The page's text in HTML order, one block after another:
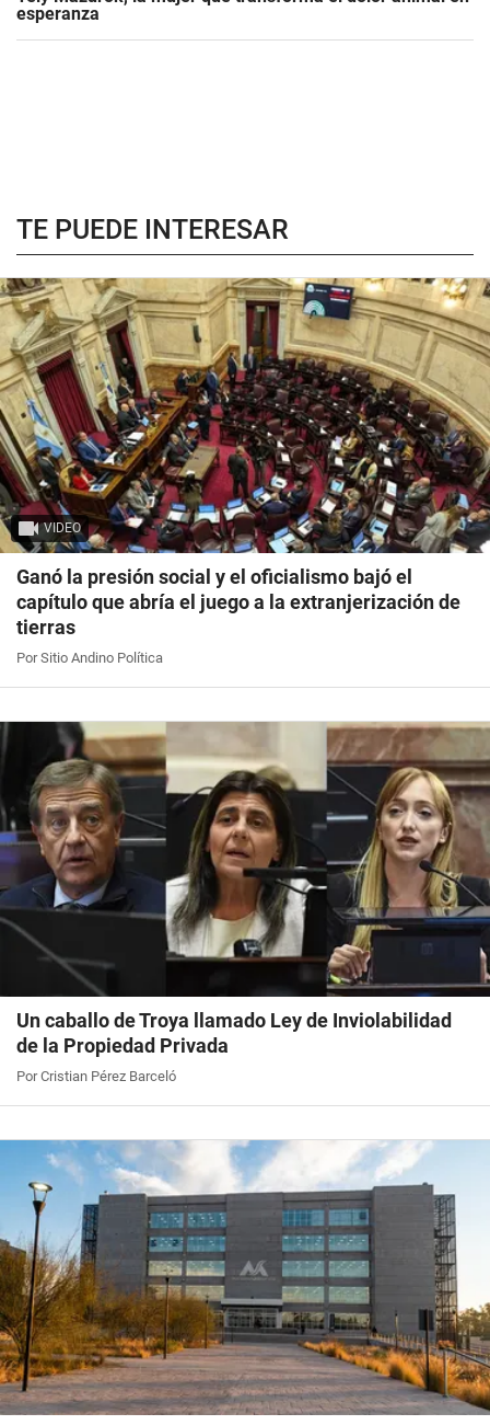
esperanza
TE PUEDE INTERESAR
VIDEO
Ganó la presión social y el oficialismo bajó el
capítulo que abría el juego a la extranjerización de
tierras
Por Sitio Andino Política
Un caballo de Troya llamado Ley de Inviolabilidad
de la Propiedad Privada
Por Cristian Pérez Barceló